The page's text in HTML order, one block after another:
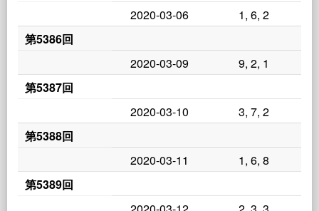
2020-03-06
1, 6, 2
第5386回
2020-03-09
9, 2, 1
第5387回
2020-03-10
3, 7, 2
第5388回
2020-03-11
1, 6, 8
第5389回